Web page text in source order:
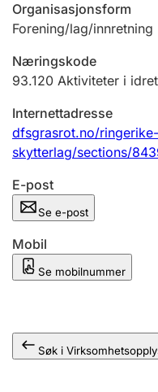
Organisasjonsform
Forening/lag/innretning
Næringskode
93.120 Aktiviteter i
Internettadresse
dfsgrasrot.no/ringerike-
skytterlag/sections/
E-post
Se e-post
Mobil
Se mobilnummer
Søk i